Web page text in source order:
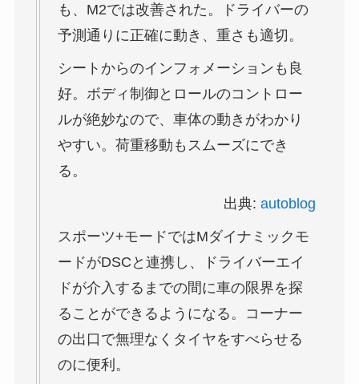
も、M2では改善された。ドライバーの
予測通りに正確に動き、重さも適切。
シートからのインフォメーションも良
好。ボディ制御とロールのコントロー
ルが絶妙なので、車体の動きがわかり
やすい。荷重移動もスムーズにでき
る。
出典:autoblog
スポーツ+モードではMダイナミックモ
ードがDSCと連携し、ドライバーエイ
ドが介入するまでの間に車の限界を探
ることができるようになる。コーナー
の出口で無理なくタイヤをすべらせる
のに便利。